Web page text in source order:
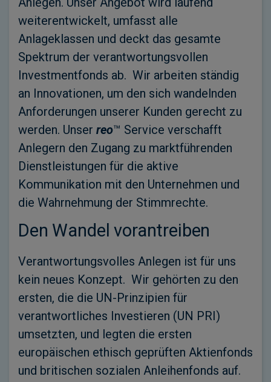
weiterentwickelt, umfasst alle
Anlageklassen und deckt das gesamte
Spektrum der verantwortungsvollen
Investmentfonds ab. Wir arbeiten ständig
an Innovationen, um den sich wandelnden
Anforderungen unserer Kunden gerecht zu
werden. Unser reo™ Service verschafft
Anlegern den Zugang zu marktführenden
Dienstleistungen für die aktive
Kommunikation mit den Unternehmen und
die Wahrnehmung der Stimmrechte.
Den Wandel vorantreiben
Verantwortungsvolles Anlegen ist für uns
kein neues Konzept. Wir gehörten zu den
ersten, die die UN-Prinzipien für
verantwortliches Investieren (UN PRI)
umsetzten, und legten die ersten
europäischen ethisch geprüften Aktienfonds
und britischen sozialen Anleihenfonds auf.